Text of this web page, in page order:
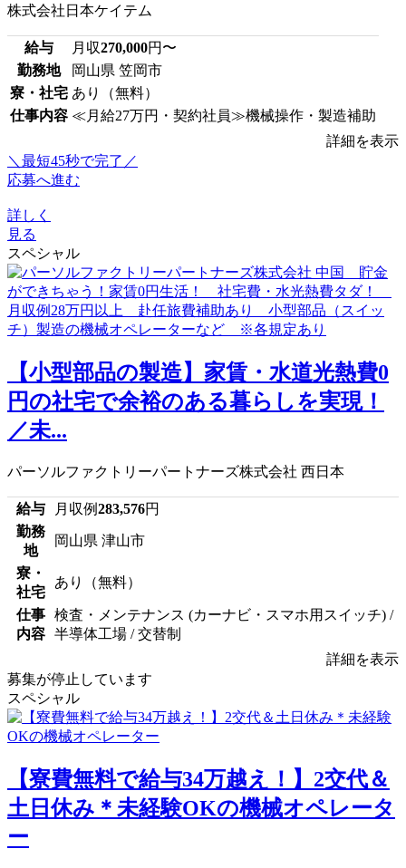
株式会社日本ケイテム
給与 月収270,000円〜
勤務地
岡山県 笠岡市
寮・社宅 あり（無料）
仕事内容 ≪月給27万円・契約社員≫機械操作・製造補助
詳細を表示
＼最短45秒で完了／
応募へ進む
詳しく
見る
スペシャル
【小型部品の製造】家賃・水道光熱費0
円の社宅で余裕のある暮らしを実現！
／未...
パーソルファクトリーパートナーズ株式会社 西日本
給与 月収例283,576円
勤務
地
岡山県 津山市
寮・
社宅
あり（無料）
仕事
内容
検査・メンテナンス (カーナビ・スマホ用スイッチ) /
半導体工場 / 交替制
詳細を表示
募集が停止しています
スペシャル
【寮費無料で給与34万越え！】2交代＆
土日休み＊未経験OKの機械オペレータ
ー